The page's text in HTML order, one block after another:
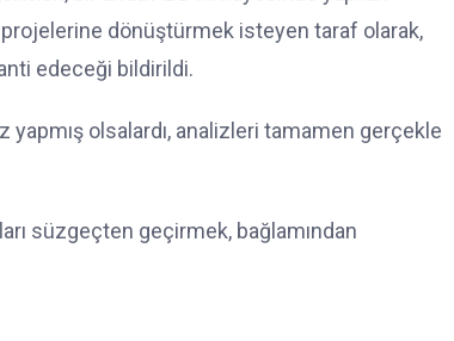
projelerine dönüştürmek isteyen taraf olarak,
edeceği bildirildi.
yapmış olsalardı, analizleri tamamen gerçekle
süzgeçten geçirmek, bağlamından